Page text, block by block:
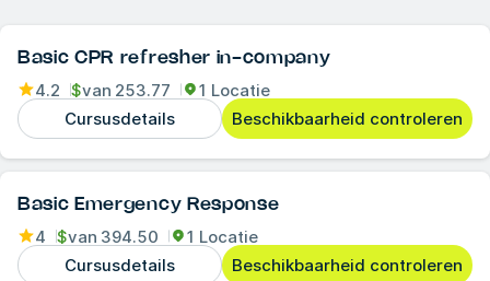
Basic CPR refresher in-company
4.2 $van 253.77
1 Locatie
Cursusdetails
Beschikbaarheid controleren
Basic Emergency Response
4 $van 394.50
1 Locatie
Cursusdetails
Beschikbaarheid controleren